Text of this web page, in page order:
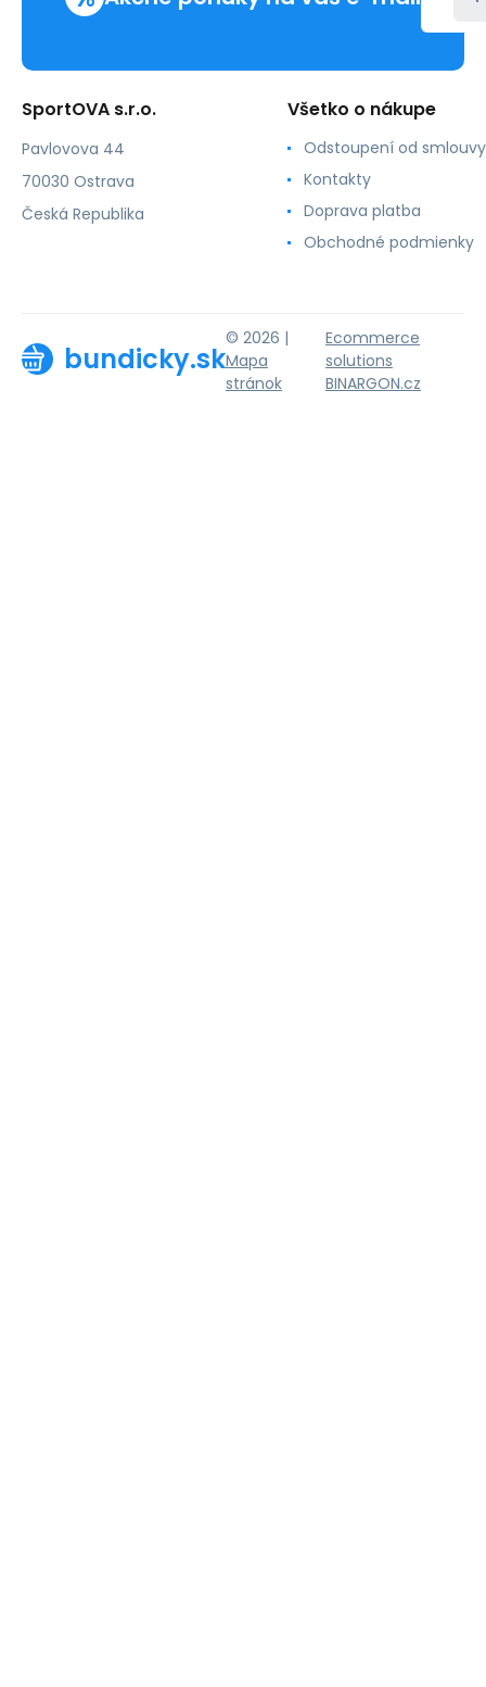
SportOVA s.r.o.
Pavlovova 44
70030 Ostrava
Česká Republika
Všetko o nákupe
Odstoupení od smlouvy
Kontakty
Doprava platba
Obchodné podmienky
bundicky.sk
© 2026 |
Mapa
stránok
Ecommerce
solutions
BINARGON.cz